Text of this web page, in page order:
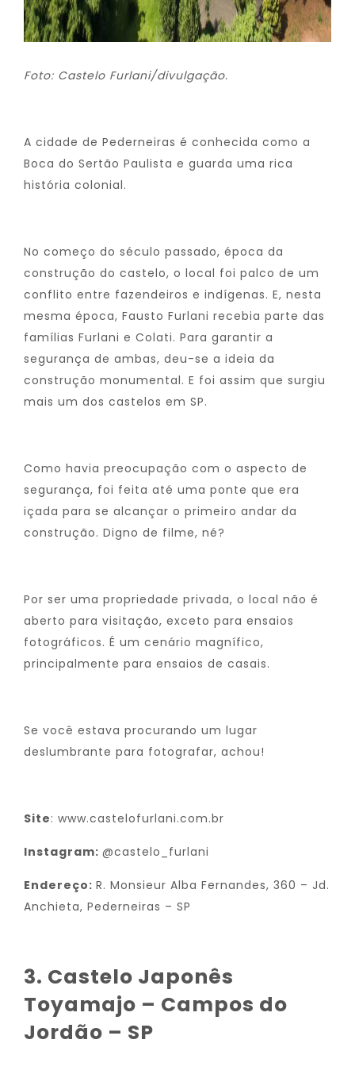
Foto: Castelo Furlani/divulgação.
A cidade de Pederneiras é conhecida como a
Boca do Sertão Paulista e guarda uma rica
história colonial.
No começo do século passado, época da
construção do castelo, o local foi palco de um
conflito entre fazendeiros e indígenas. E, nesta
mesma época, Fausto Furlani recebia parte das
famílias Furlani e Colati. Para garantir a
segurança de ambas, deu-se a ideia da
construção monumental. E foi assim que surgiu
mais um dos castelos em SP.
Como havia preocupação com o aspecto de
segurança, foi feita até uma ponte que era
içada para se alcançar o primeiro andar da
construção. Digno de filme, né?
Por ser uma propriedade privada, o local não é
aberto para visitação, exceto para ensaios
fotográficos. É um cenário magnífico,
principalmente para ensaios de casais.
Se você estava procurando um lugar
deslumbrante para fotografar, achou!
Site: www.castelofurlani.com.br
Instagram: @castelo_furlani
Endereço: R. Monsieur Alba Fernandes, 360 – Jd.
Anchieta, Pederneiras – SP
3. Castelo Japonês
Toyamajo – Campos do
Jordão – SP